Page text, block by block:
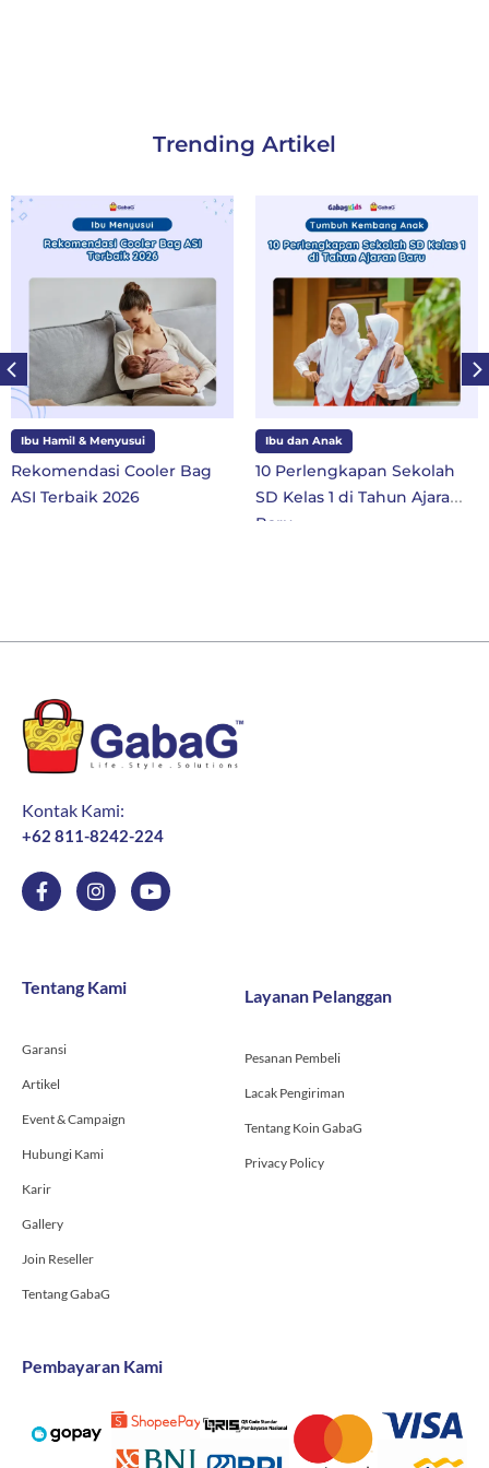
Trending Artikel
Ibu Hamil & Menyusui
Rekomendasi Cooler Bag
ASI Terbaik 2026
Ibu dan Anak
10 Perlengkapan Sekolah
SD Kelas 1 di Tahun Ajaran
Baru
Kontak Kami:
+62 811-8242-224
F
a
o
f
I
n
g
r
Y
o
Tentang Kami
Garansi
Artikel
Event & Campaign
Hubungi Kami
Karir
Gallery
Join Reseller
Tentang GabaG
Layanan Pelanggan
Pesanan Pembeli
Lacak Pengiriman
Tentang Koin GabaG
Privacy Policy
Pembayaran Kami